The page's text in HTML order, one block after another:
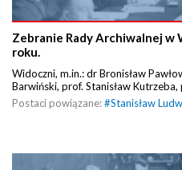
Zebranie Rady Archiwalnej w
roku.
Widoczni, m.in.: dr Bronisław
Barwiński, prof. Stanisław Kutrzeba,
Postaci powiązane:#Stanisław